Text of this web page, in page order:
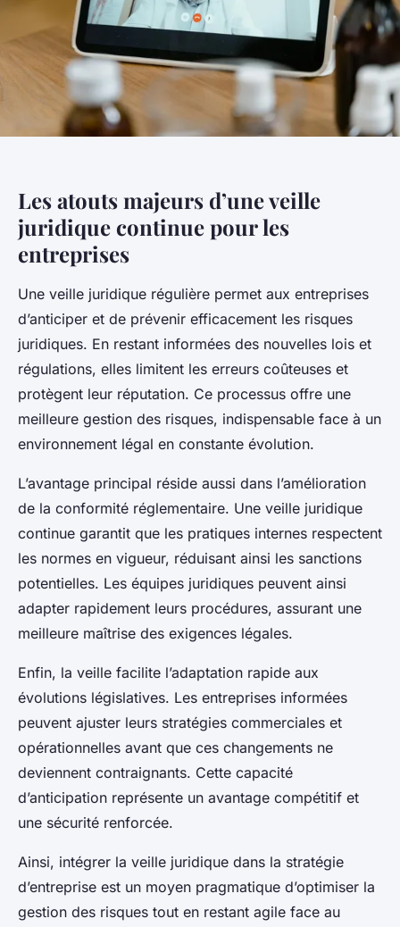
Les atouts majeurs d’une veille
juridique continue pour les
entreprises
Une veille juridique régulière permet aux entreprises
d’anticiper et de prévenir efficacement les risques
juridiques. En restant informées des nouvelles lois et
régulations, elles limitent les erreurs coûteuses et
protègent leur réputation. Ce processus offre une
meilleure gestion des risques, indispensable face à un
environnement légal en constante évolution.
L’avantage principal réside aussi dans l’amélioration
de la conformité réglementaire. Une veille juridique
continue garantit que les pratiques internes respectent
les normes en vigueur, réduisant ainsi les sanctions
potentielles. Les équipes juridiques peuvent ainsi
adapter rapidement leurs procédures, assurant une
meilleure maîtrise des exigences légales.
Enfin, la veille facilite l’adaptation rapide aux
évolutions législatives. Les entreprises informées
peuvent ajuster leurs stratégies commerciales et
opérationnelles avant que ces changements ne
deviennent contraignants. Cette capacité
d’anticipation représente un avantage compétitif et
une sécurité renforcée.
Ainsi, intégrer la veille juridique dans la stratégie
d’entreprise est un moyen pragmatique d’optimiser la
gestion des risques tout en restant agile face au